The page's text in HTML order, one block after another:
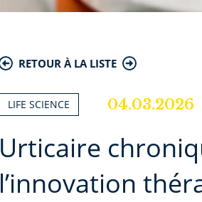
RETOUR À LA LISTE
LIFE SCIENCE 04.03.2026
Urticaire
l’innovation